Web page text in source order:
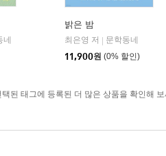
네
밝은 밤
최은영 저
문학동네
11,900원 (0% 할인)
된 태그에 등록된 더 많은 상품을 확인해